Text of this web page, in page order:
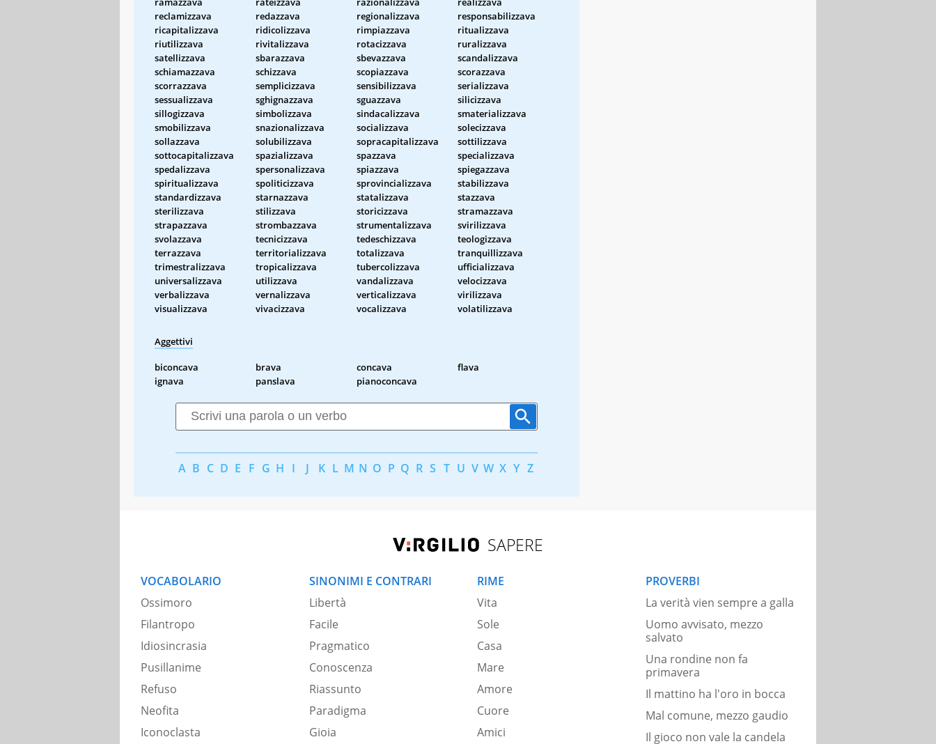
reclamizzava
redazzava regionalizzava
responsabilizzava
ricapitalizzava
ridicolizzava rimpiazzava
ritualizzava
riutilizzava
rivitalizzava rotacizzava
ruralizzava
satellizzava
sbarazzava sbevazzava
scandalizzava
schiamazzava
schizzava scopiazzava
scorazzava
scorrazzava
semplicizzava sensibilizzava
serializzava
sessualizzava
sghignazzava sguazzava
silicizzava
sillogizzava
simbolizzava sindacalizzava
smaterializzava
smobilizzava
snazionalizzava socializzava
solecizzava
sollazzava
solubilizzava sopracapitalizzava
sottilizzava
sottocapitalizzava
spazializzava spazzava
specializzava
spedalizzava
spersonalizzava spiazzava
spiegazzava
spiritualizzava
spoliticizzava sprovincializzava
stabilizzava
standardizzava
starnazzava statalizzava
stazzava
sterilizzava
stilizzava storicizzava
stramazzava
strapazzava
strombazzava strumentalizzava
svirilizzava
svolazzava
tecnicizzava tedeschizzava
teologizzava
terrazzava
territorializzava totalizzava
tranquillizzava
trimestralizzava
tropicalizzava tubercolizzava
ufficializzava
universalizzava
utilizzava vandalizzava
velocizzava
verbalizzava
vernalizzava verticalizzava
virilizzava
visualizzava
vivacizzava vocalizzava volatilizzava
Aggettivi
biconcava brava concava
flava
ignava
panslava pianoconcava
A B C D E F G H I J K L M N O P Q R S T U V W X Y Z
SAPERE
VOCABOLARIO
Ossimoro
Filantropo
Idiosincrasia
Pusillanime
Refuso
Neofita
Iconoclasta
SINONIMI E CONTRARI
Libertà
Facile
Pragmatico
Conoscenza
Riassunto
Paradigma
Gioia
RIME
Vita
Sole
Casa
Mare
Amore
Cuore
Amici
PROVERBI
La verità vien sempre a galla
Uomo avvisato, mezzo
salvato
Una rondine non fa
primavera
Il mattino ha l'oro in bocca
Mal comune, mezzo gaudio
Il gioco non vale la candela